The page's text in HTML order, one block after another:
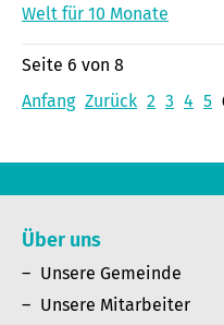
Welt für 10 Monate
Seite 6 von 8
Anfang Zurück 2 3 4 5
Über uns
Unsere Gemeinde
Unsere Mitarbeiter